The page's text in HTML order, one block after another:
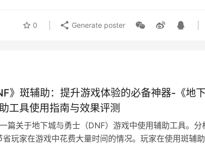
0 Generate poster
》斑辅助：提升游戏体验的必备神器-《地
工具使用指南与效果评测
篇关于地下城与勇士（DNF）游戏中使用辅助工具。分
省玩家在游戏中花费大量时间的情况。玩家在使用斑辅助